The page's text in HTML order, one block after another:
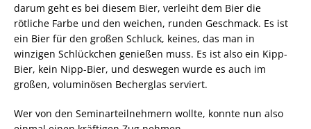
darum geht es bei diesem Bier, verleiht dem Bier die
rötliche Farbe und den weichen, runden Geschmack. Es ist
ein Bier für den großen Schluck, keines, das man in
winzigen Schlückchen genießen muss. Es ist also ein Kipp-
Bier, kein Nipp-Bier, und deswegen wurde es auch im
großen, voluminösen Becherglas serviert.
Wer von den Seminarteilnehmern wollte, konnte nun also